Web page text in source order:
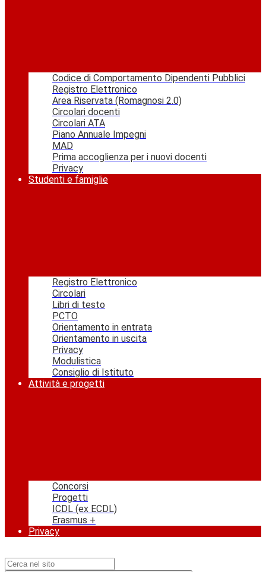
Codice di Comportamento Dipendenti Pubblici
Registro Elettronico
Area Riservata (Romagnosi 2.0)
Circolari docenti
Circolari ATA
Piano Annuale Impegni
MAD
Prima accoglienza per i nuovi docenti
Privacy
Studenti e famiglie
Registro Elettronico
Circolari
Libri di testo
PCTO
Orientamento in entrata
Orientamento in uscita
Privacy
Modulistica
Consiglio di Istituto
Attività e progetti
Concorsi
Progetti
ICDL (ex ECDL)
Erasmus +
Privacy